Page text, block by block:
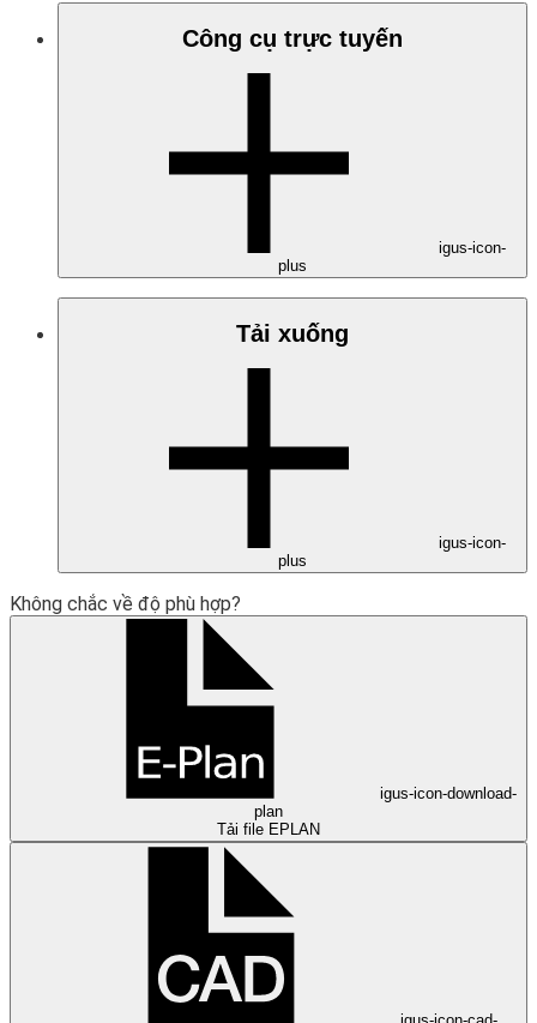
Công cụ trực tuyến
igus-icon-
plus
Tải xuống
igus-icon-
plus
Không chắc về độ phù hợp?
igus-icon-download-
plan
Tải file EPLAN